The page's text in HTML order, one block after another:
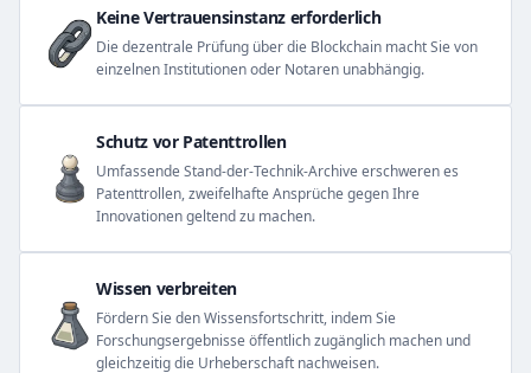
Keine Vertrauensinstanz erforderlich
Die dezentrale Prüfung über die Blockchain macht Sie von
einzelnen Institutionen oder Notaren unabhängig.
Schutz vor Patenttrollen
Umfassende Stand-der-Technik-Archive erschweren es
Patenttrollen, zweifelhafte Ansprüche gegen Ihre
Innovationen geltend zu machen.
Wissen verbreiten
Fördern Sie den Wissensfortschritt, indem Sie
Forschungsergebnisse öffentlich zugänglich machen und
gleichzeitig die Urheberschaft nachweisen.